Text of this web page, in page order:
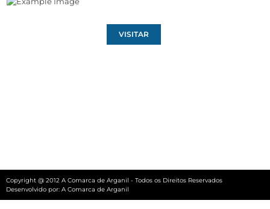
VISITAR
Copyright @ 2012 A Comarca de Arganil - Todos os Direitos Reservados
Desenvolvido por: A Comarca de Arganil